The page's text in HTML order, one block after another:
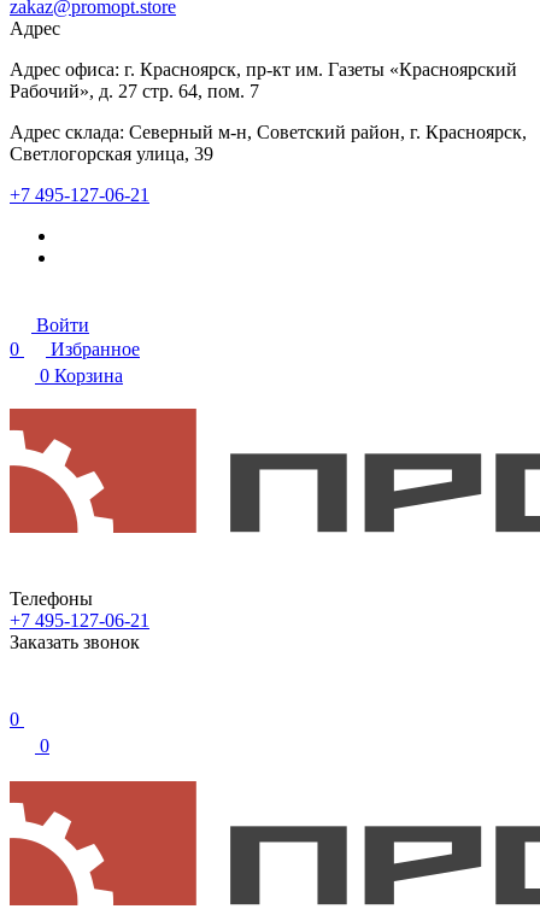
zakaz@promopt.store
Адрес
Адрес офиса: г. Красноярск, пр-кт им. Газеты «Красноярский
Рабочий», д. 27 стр. 64, пом. 7
Адрес склада: Северный м-н, Советский район, г. Красноярск,
Светлогорская улица, 39
+7 495-127-06-21
Войти
0
Избранное
0 Корзина
Телефоны
+7 495-127-06-21
Заказать звонок
0
0